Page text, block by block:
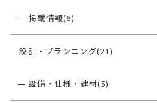
掲載情報(6)
設計・プランニング(21)
設備・仕様・建材(5)